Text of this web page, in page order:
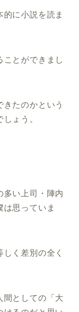
に小説を読ま
ことができまし
たのかという
ょう。
多い上司・陣内
思っていま
く差別の全く
間としての「大